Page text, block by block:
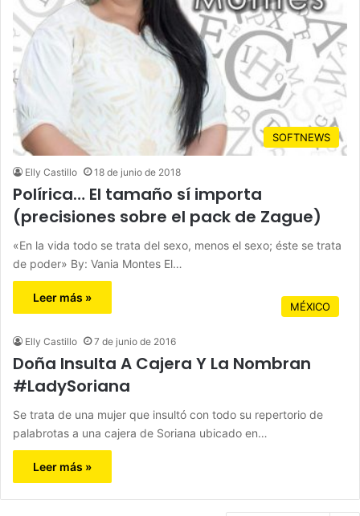
SOFTNEWS
Elly Castillo 18 de junio de 2018
Polírica… El tamaño sí importa
(precisiones sobre el pack de Zague)
«En la vida todo se trata del sexo, menos el sexo; éste se trata
de poder» By: Vania Montes El…
Leer más »
MÉXICO
Elly Castillo 7 de junio de 2016
Doña Insulta A Cajera Y La Nombran
#LadySoriana
Se trata de una mujer que insultó con todo su repertorio de
palabrotas a una cajera de Soriana ubicado en…
Leer más »